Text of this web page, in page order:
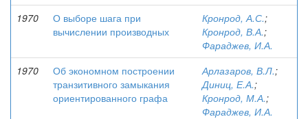
1970
О выборе шага при
вычислении производных
Кронрод, А.С.;
Кронрод, В.А.;
Фараджев, И.А.
1970
Об экономном построении
транзитивного замыкания
ориентированного графа
Арлазаров, В.Л.;
Диниц, Е.А.;
Кронрод, М.А.;
Фараджев, И.А.